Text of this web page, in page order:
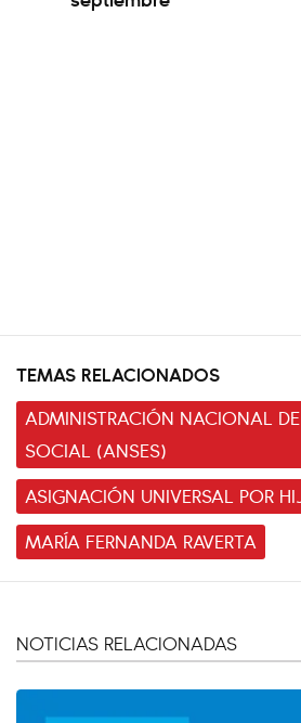
TEMAS RELACIONADOS
ADMINISTRACIÓN NACIONAL
SOCIAL (ANSES)
ASIGNACIÓN UNIVERSAL POR
MARÍA FERNANDA RAVERTA
NOTICIAS RELACIONADAS